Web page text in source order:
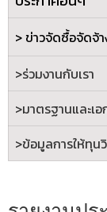
> ข่าวจัดซื้อจัดจ้
>ร่วมงานกับเรา
>มาตรฐานและเ
>ข้อมูลการให้ทุ